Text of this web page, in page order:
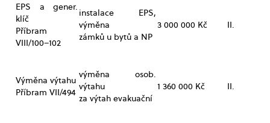
EPS a gener.
klíč
Příbram
VIII/100–102
instalace EPS,
výměna
zámků u bytů a NP
3 000 000 Kč II.
Výměna výtahu
Příbram VII/494
výměna osob.
výtahu
za výtah evakuační
1 360 000 Kč II.